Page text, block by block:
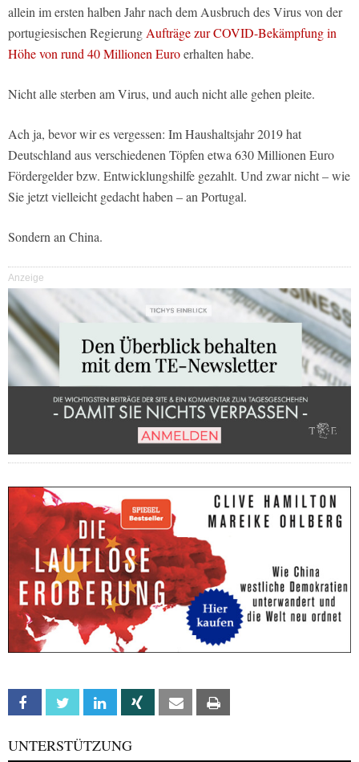
allein im ersten halben Jahr nach dem Ausbruch des Virus von der
portugiesischen Regierung Aufträge zur COVID-Bekämpfung in
Höhe von rund 40 Millionen Euroerhalten habe.
Nicht alle sterben am Virus, und auch nicht alle gehen pleite.
Ach ja, bevor wir es vergessen: Im Haushaltsjahr 2019 hat
Deutschland aus verschiedenen Töpfen etwa 630 Millionen Euro
Fördergelder bzw. Entwicklungshilfe gezahlt. Und zwar nicht – wie
Sie jetzt vielleicht gedacht haben – an Portugal.
Sondern an China.
Anzeige
Facebook Twitter Linkedin Xing Email
UNTERSTÜTZUNG